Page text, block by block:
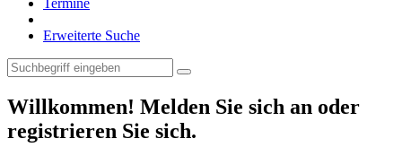
Termine
Erweiterte Suche
Willkommen! Melden Sie sich an oder
registrieren Sie sich.